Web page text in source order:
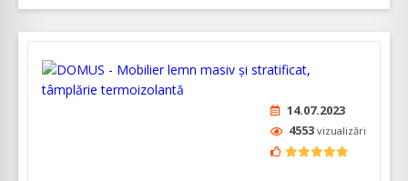
14.07.2023
4553 vizualizări